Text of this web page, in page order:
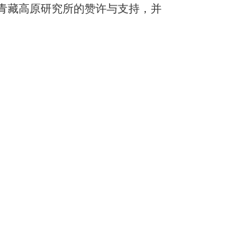
藏高原研究所的赞许与支持，并